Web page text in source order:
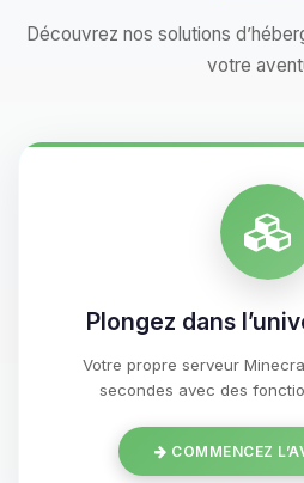
Découvrez nos solutions
votre
Plongez dans
Votre propre serveur
secondes avec des
COMMENCEZ